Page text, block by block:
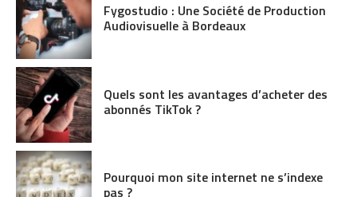
Fygostudio : Une Société de Production
Audiovisuelle à Bordeaux
Quels sont les avantages d’acheter des
abonnés TikTok ?
Pourquoi mon site internet ne s’indexe
pas ?